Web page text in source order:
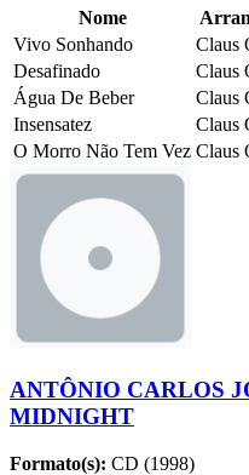
Nome
Vivo Sonhando
Claus
Desafinado
Claus
Água De Beber
Claus
Insensatez
Claus
O Morro Não Tem Vez Claus
ANTÔNIO CARLOS
MIDNIGHT
Formato(s): CD (1998)